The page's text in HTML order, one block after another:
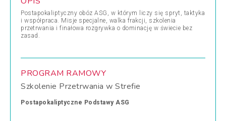
Postapokaliptyczny obóz ASG, w którym liczy się spryt, taktyka
i współpraca. Misje specjalne, walka frakcji, szkolenia
przetrwania i finałowa rozgrywka o dominację w świecie bez
zasad.
PROGRAM RAMOWY
Szkolenie Przetrwania w Strefie
Postapokaliptyczne Podstawy ASG